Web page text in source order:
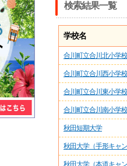
検索結果一覧
学校名
合川町立合川北小学校
合川町立合川西小学校
合川町立合川東小学校
合川町立合川南小学校
秋田短期大学
秋田大学（手形キャ
秋田大学（本道キャ